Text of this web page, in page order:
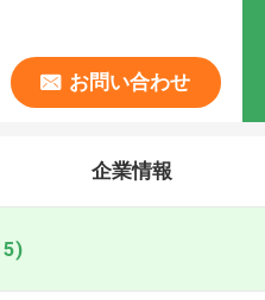
お問い合わせ
企業情報